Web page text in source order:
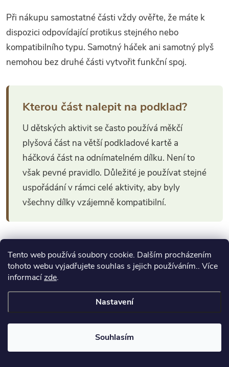
Tento web používá soubory cookie. Dalším procházením
tohoto webu vyjadřujete souhlas s jejich používáním.. Více
informacízde.
Nastavení
Souhlasím
Při nákupu samostatné části vždy ověřte, že máte k
dispozici odpovídající protikus stejného nebo
kompatibilního typu. Samotný háček ani samotný plyš
nemohou bez druhé části vytvořit funkční spoj.
Kterou část nalepit na podklad?
U dětských aktivit se často používá měkčí
plyšová část na větší podkladové kartě a
háčková část na odnímatelném dílku. Není to
však pevné pravidlo. Důležité je používat stejné
uspořádání v rámci celé aktivity, aby byly
všechny dílky vzájemně kompatibilní.
Ostatní suché zipy a speciální
provedení
Produkty, které nelze jednoznačně zařadit mezi
základní tvary a provedení, najdete v kategorii
Mohou zde být speciální pásky, popruhy, stahovací